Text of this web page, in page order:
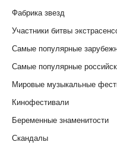
Фабрика звезд
Участники битвы
Самые популярные
Самые популярные
Мировые музыкальные
Кинофестивали
Беременные знаменитости
Скандалы